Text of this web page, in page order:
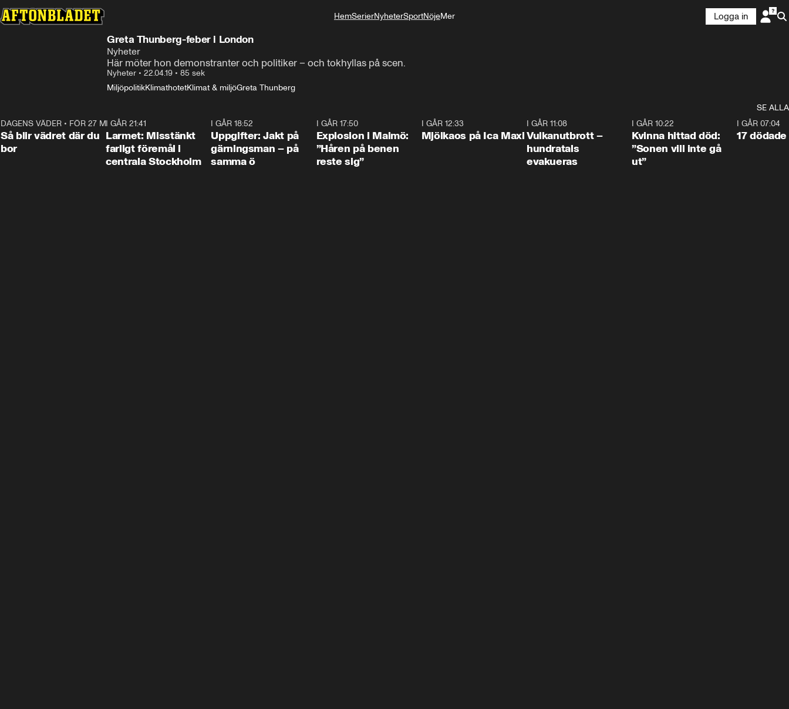
HemSerierNyheterSportNöjeMer
Logga in
Greta Thunberg-feber i London
Nyheter
Här möter hon demonstranter och politiker – och tokhyllas på scen.
Nyheter • 22.04.19 • 85 sek
MiljöpolitikKlimathotetKlimat & miljöGreta Thunberg
SE ALLA
1:06
DAGENS VÄDER • FÖR 27 MIN SEN
Så blir vädret där du
bor
I GÅR 21:41
Larmet: Misstänkt
farligt föremål i
centrala Stockholm
I GÅR 18:52
Uppgifter: Jakt på
gärningsman – på
samma ö
I GÅR 17:50
Explosion i Malmö:
”Håren på benen
reste sig”
I GÅR 12:33
Mjölkaos på Ica Maxi
I GÅR 11:08
Vulkanutbrott –
hundratals
evakueras
I GÅR 10:22
Kvinna hittad död:
”Sonen vill inte gå
ut”
I GÅR 07:04
17